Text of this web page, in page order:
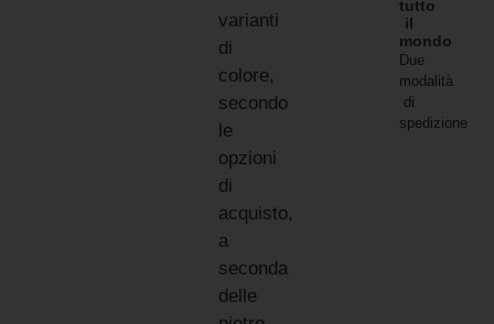
varianti
di
colore,
secondo
le
opzioni
di
acquisto,
a
seconda
delle
tutto
il
mondo
Due
modalità
di
spedizione